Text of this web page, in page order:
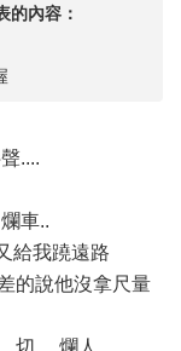
的內容：
....
車..
給我蹺遠路
的說他沒拿尺量
切.....爛人